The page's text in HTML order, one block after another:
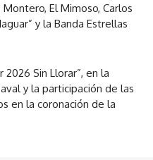
El Mimoso, Carlos
y la Banda Estrellas
2026 Sin Llorar”, en la
y la participación de las
en la coronación de la